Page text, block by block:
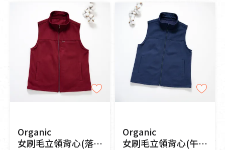
Organic
女刷毛立領背心(落日紅)
Organic
女刷毛立領背心(午夜藍)